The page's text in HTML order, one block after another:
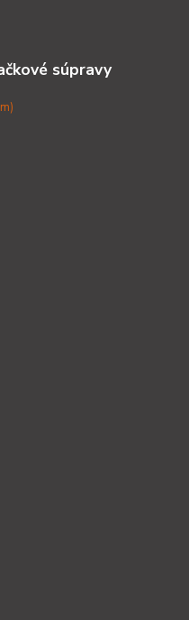
súpravy